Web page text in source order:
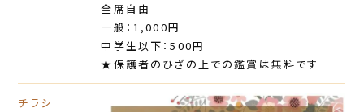
全席自由
一般：1,000円
中学生以下：500円
★保護者のひざの上での鑑賞は無料です
チラシ